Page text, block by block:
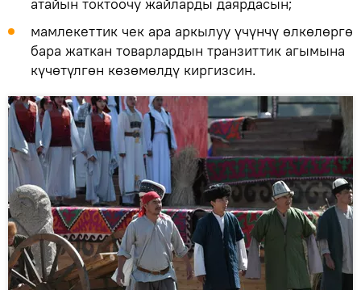
мамлекеттик чек ара аркылуу үчүнчү өлкөлөргө
бара жаткан товарлардын транзиттик агымына
күчөтүлгөн көзөмөлдү киргизсин.